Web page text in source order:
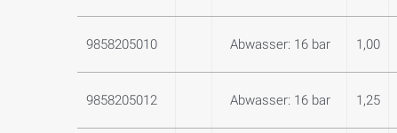
9858205010 Abwasser: 16 bar 1,00
9858205012 Abwasser: 16 bar 1,25